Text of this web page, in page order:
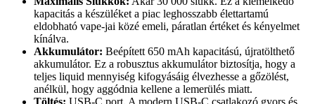
kapacitás a készüléket a piac leghosszabb élettartamú
eldobható vape-jai közé emeli, páratlan értéket és kényelmet
kínálva.
Akkumulátor: Beépített 650 mAh kapacitású, újratölthető
akkumulátor. Ez a robusztus akkumulátor biztosítja, hogy a
teljes liquid mennyiség kifogyásáig élvezhesse a gőzölést,
anélkül, hogy aggódnia kellene a lemerülés miatt.
Töltés: USB-C port. A modern USB-C csatlakozó gyors és